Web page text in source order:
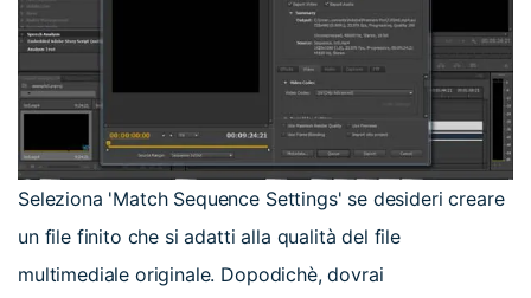
Seleziona 'Match Sequence Settings' se desideri creare
un file finito che si adatti alla qualità del file
multimediale originale. Dopodichè, dovrai